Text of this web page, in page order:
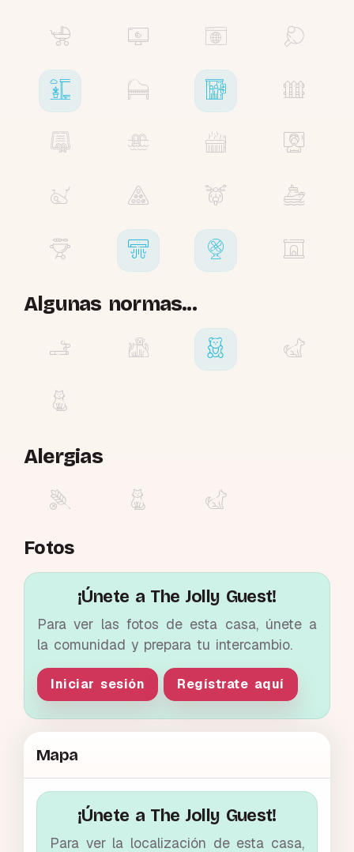
Algunas normas...
Alergias
Fotos
¡Únete a The Jolly Guest!
Para ver las fotos de esta casa, únete a
la comunidad y prepara tu intercambio.
Iniciar sesión Regístrate aquí
Mapa
¡Únete a The Jolly Guest!
Para ver la localización de esta casa,